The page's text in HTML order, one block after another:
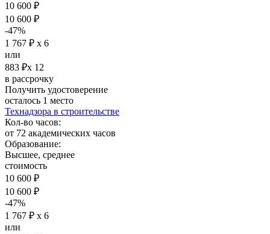
10 600 ₽
10 600 ₽
-47%
1 767 ₽ х 6
или
883 ₽х 12
в рассрочку
Получить удостоверение
осталось 1 место
Технадзора в строительстве
Кол-во часов:
от 72 академических часов
Образование:
Высшее, среднее
стоимость
10 600 ₽
10 600 ₽
-47%
1 767 ₽ х 6
или